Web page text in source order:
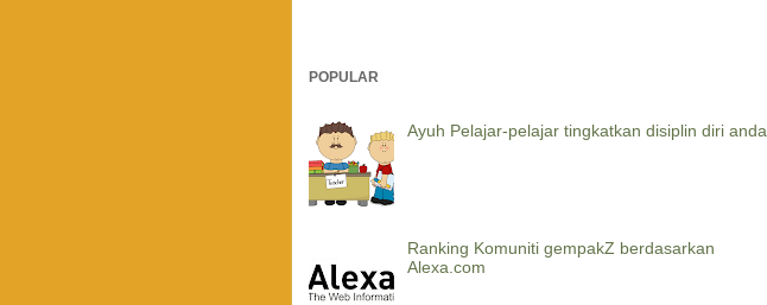
POPULAR
Ayuh Pelajar-pelajar tingkatkan disiplin diri anda
Ranking Komuniti gempakZ berdasarkan
Alexa.com